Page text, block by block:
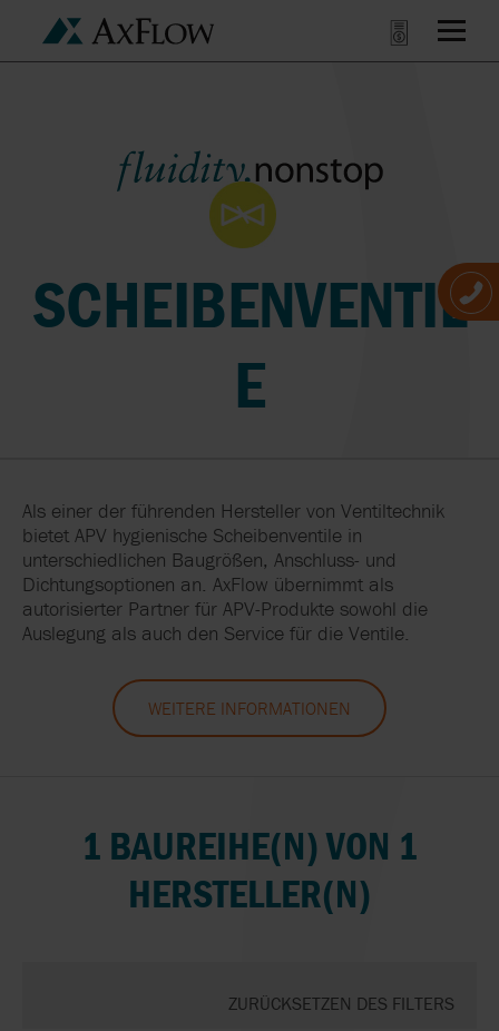
SCHEIBENVENTIL
E
Als einer der führenden Hersteller von Ventiltechnik
bietet APV hygienische Scheibenventile in
unterschiedlichen Baugrößen, Anschluss- und
Dichtungsoptionen an. AxFlow übernimmt als
autorisierter Partner für APV-Produkte sowohl die
Auslegung als auch den Service für die Ventile.
WEITERE INFORMATIONEN
1 BAUREIHE(N) VON 1
HERSTELLER(N)
ZURÜCKSETZEN DES FILTERS